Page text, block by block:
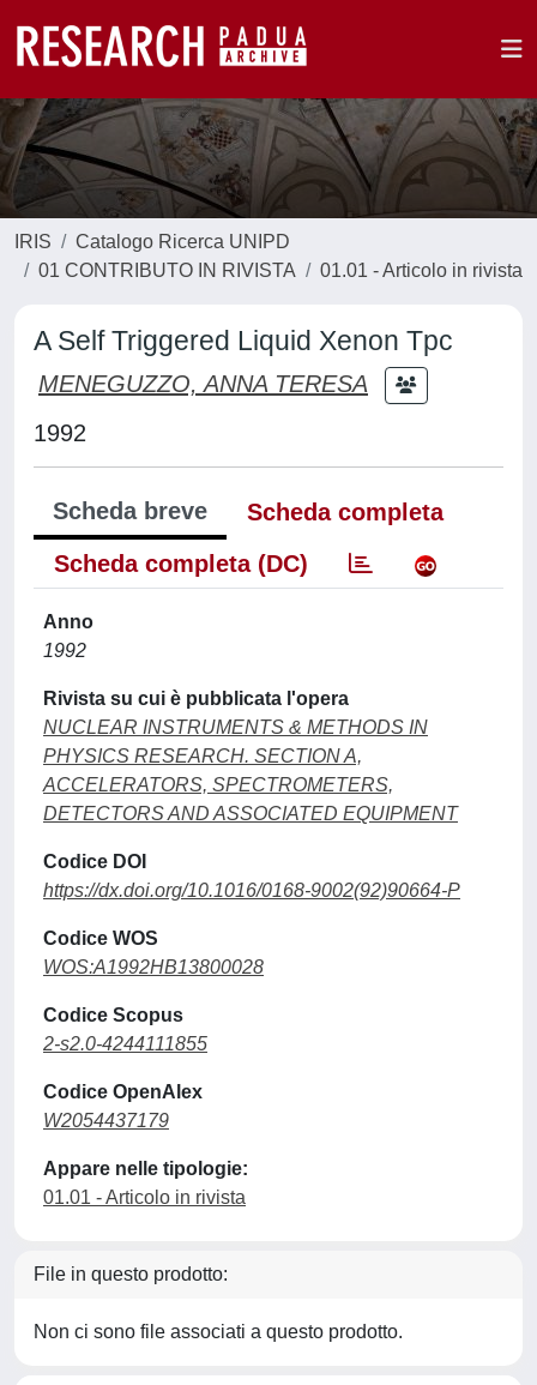
IRIS
Catalogo Ricerca UNIPD
01 CONTRIBUTO IN RIVISTA
01.01 - Articolo in rivista
A Self Triggered Liquid Xenon Tpc
MENEGUZZO, ANNA TERESA
1992
Scheda breve
Scheda completa
Scheda completa (DC)
Anno
1992
Rivista su cui è pubblicata l'opera
NUCLEAR INSTRUMENTS & METHODS IN
PHYSICS RESEARCH. SECTION A,
ACCELERATORS, SPECTROMETERS,
DETECTORS AND ASSOCIATED EQUIPMENT
Codice DOI
https://dx.doi.org/10.1016/0168-9002(92)90664-P
Codice WOS
WOS:A1992HB13800028
Codice Scopus
2-s2.0-4244111855
Codice OpenAlex
W2054437179
Appare nelle tipologie:
01.01 - Articolo in rivista
File in questo prodotto:
Non ci sono file associati a questo prodotto.